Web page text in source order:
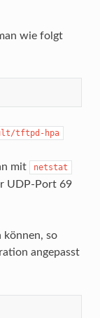
wie folgt
tftpd-hpa
mit netstat
UDP-Port 69
können, so
angepasst